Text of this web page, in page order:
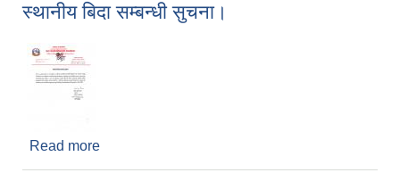
स्थानीय बिदा सम्बन्धी सुचना।
Read more